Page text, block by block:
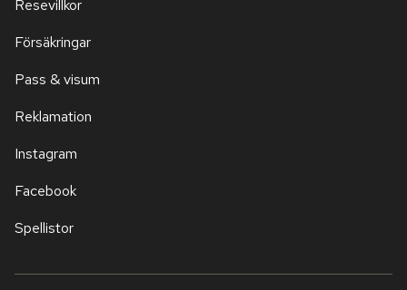
Resevillkor
Försäkringar
Pass & visum
Reklamation
Instagram
Facebook
Spellistor